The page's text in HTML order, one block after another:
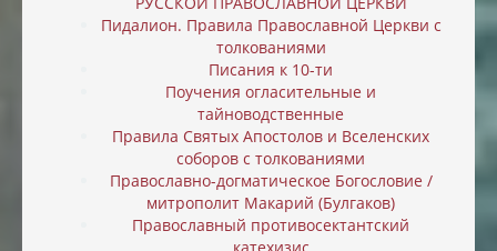
Пидалион. Правила Православной Церкви с
толкованиями
Писания к 10-ти
Поучения огласительные и
тайноводственные
Правила Святых Апостолов и Вселенских
соборов с толкованиями
Православно-догматическое Богословие /
митрополит Макарий (Булгаков)
Православный противосектантский
катехизис